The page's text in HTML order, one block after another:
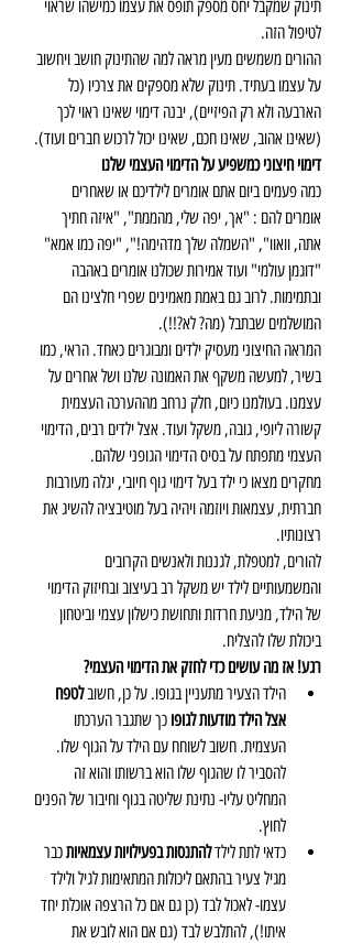
תינוק שמקבל יחס מספק תופס את עצמו כמישהו שראוי
לטיפול הזה.
ההורים משמשים מעין מראה למה שהתינוק חושב ויחשוב
על עצמו בעתיד. תינוק שלא מספקים את צרכיו (כל
הארבעה ולא רק הפיזיים), יבנה דימוי שאינו ראוי לכך
(שאינו אהוב, שאינו חכם, שאינו יכול לרכוש חברים ועוד).
דימוי חיצוני כמשפיע על הדימוי העצמי שלנו
כמה פעמים ביום אתם אומרים לילדיכם או שאחרים
אומרים להם : "אך, יפה שלי, מהממת", "איזה חתיך
אתה, וואוו", "השמלה שלך מדהימה!", "יפה כמו אמא"
"דוגמן עולמי" ועוד אמירות שכולנו אומרים באהבה
ובתמימות. לרוב גם באמת מאמינים שפרי חלצינו הם
המושלמים שבתבל (מה? לא?!!).
המראה החיצוני מעסיק ילדים ומבוגרים כאחד. הראי, כמו
בשיר, למעשה משקף את האמונה שלנו ושל אחרים על
עצמנו. בעולמנו כיום, חלק נרחב מההערכה העצמית
קשורה ליופי, גובה, משקל ועוד. אצל ילדים רבים, הדימוי
העצמי מתפתח על בסיס הדימוי הגופני שלהם.
מחקרים מצאו כי ילד בעל דימוי גוף חיובי, יגלה מעורבות
חברתית, עצמאות ויוזמה ויהיה בעל מוטיבציה להשיג את
רצונותיו.
להורים, למטפלת, לגננות ולאנשים הקרובים
והמשמעותיים לילד יש משקל רב בעיצוב ובחיזוק הדימוי
של הילד, מניעת חרדות ותחושת כישלון עצמי וביטחון
ביכולת שלו להצליח.
רגע! אז מה עושים כדי לחזק את הדימוי העצמי?
הילד הצעיר מתעניין בגופו. על כן, חשוב לטפח
אצל הילד מודעות לגופו כך שתגבר הערכתו
העצמית. חשוב לשוחח עם הילד על הגוף שלו.
להסביר לו שהגוף שלו הוא ברשותו והוא זה
המחליט עליו- נתינת שליטה בגוף וחיבור של הפנים
לחוץ.
כדאי לתת לילד להתנסות בפעילויות עצמאיות כבר
מגיל צעיר בהתאם ליכולות המתאימות לגיל ולילד
עצמו- לאכול לבד (כן גם אם כל הרצפה אוכלת יחד
איתו!), להתלבש לבד (גם אם הוא לובש את